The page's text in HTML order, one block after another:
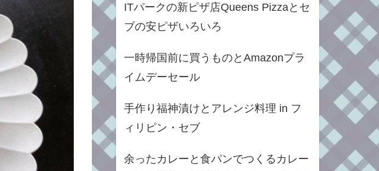
ITパークの新ピザ店Queens Pizzaとセ
ブの安ピザいろいろ
一時帰国前に買うものとAmazonプラ
イムデーセール
手作り福神漬けとアレンジ料理 in フ
ィリピン・セブ
余ったカレーと食パンでつくるカレー